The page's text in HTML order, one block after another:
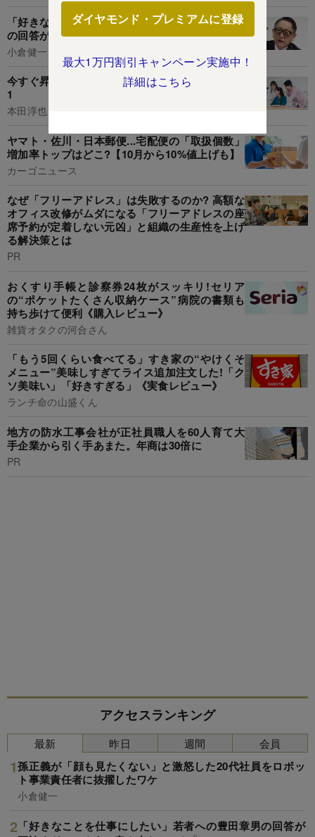
ダイヤモンド・プレミアムに登録
最大1万円割引キャンペーン実施中！
詳細はこちら
「好きなことを仕事にしたい」若者への豊田章男
の回答が正論すぎて、ぐうの音も出なかった
小倉健一
今すぐ昇進させたほうがいい社員の特徴・ベスト
1
本田淳也
ヤマト・佐川・日本郵便...宅配便の「取扱個数」
増加率トップはどこ?【10月から10%値上げも】
カーゴニュース
なぜ「フリーアドレス」は失敗するのか? 高額な
オフィス改修がムダになる「フリーアドレスの座
席予約が定着しない元凶」と組織の生産性を上げ
る解決策とは
PR
おくすり手帳と診察券24枚がスッキリ!セリア
の“ポケットたくさん収納ケース”病院の書類も
持ち歩けて便利《購入レビュー》
雑貨オタクの河合さん
「もう5回くらい食べてる」すき家の“やけくそ
メニュー”美味しすぎてライス追加注文した!「ク
ソ美味い」「好きすぎる」《実食レビュー》
ランチ命の山盛くん
地方の防水工事会社が正社員職人を60人育て大
手企業から引く手あまた。年商は30倍に
PR
アクセスランキング
最新
孫正義が「顔も見たくない」と激怒した20代社員をロボッ
ト事業責任者に抜擢したワケ
小倉健一
「好きなことを仕事にしたい」若者への豊田章男の回答が
昨日 週間 会員